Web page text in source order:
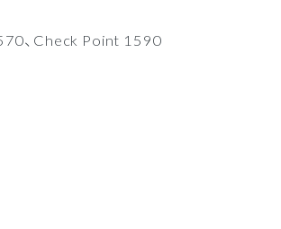
、Check Point 1590